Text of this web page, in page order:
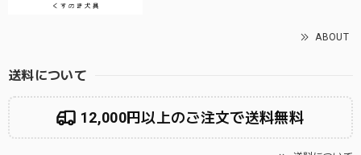
ABOUT
送料について
12,000円以上のご注文で送料無料